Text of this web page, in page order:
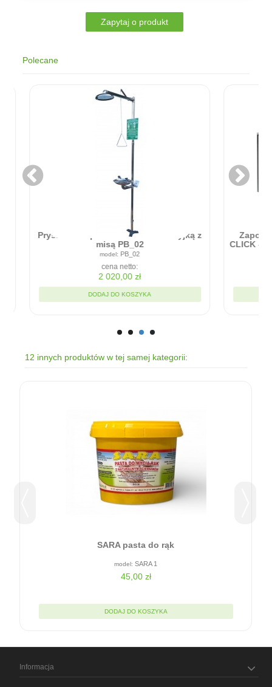
Polecane
przeciwpowodziowa - RAPID
- Błyskawiczna bariera w montażu
90cm x 20cm
DODAJ DO KOSZYKA
12 innych produktów w tej samej kategorii:
SARA pasta do rąk
SARA 1
45,00 zł
DODAJ DO KOSZYKA
Informacja